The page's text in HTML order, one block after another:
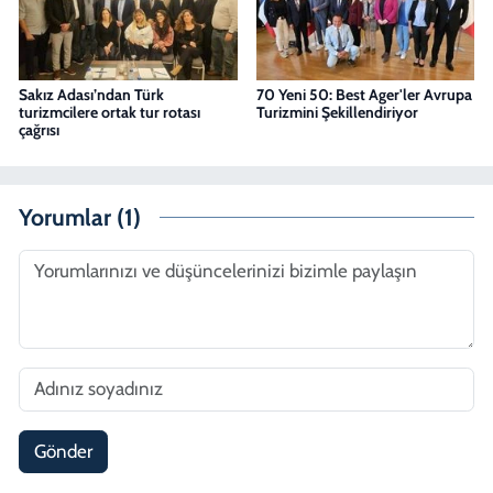
Sakız Adası’ndan Türk
turizmcilere ortak tur rotası
çağrısı
70 Yeni 50: Best Ager'ler Avrupa
Turizmini Şekillendiriyor
Yorumlar (1)
Gönder